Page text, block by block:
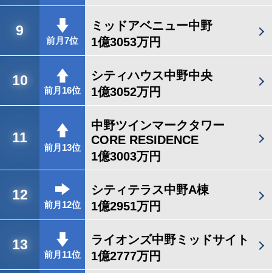
9
前月7位
ミッドアベニュー中野
1億3053万円
10
前月16位
シティハウス中野中央
1億3052万円
11
前月13位
中野ツインマークタワー
CORE RESIDENCE
1億3003万円
12
前月12位
シティテラス中野A棟
1億2951万円
13
前月11位
ライオンズ中野ミッドサイト
1億2777万円